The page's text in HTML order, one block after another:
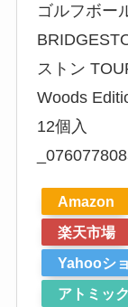
ゴルフボー
ストン
Woods
12個入
Amazon
楽天市場
Yahooシ
アトミッ